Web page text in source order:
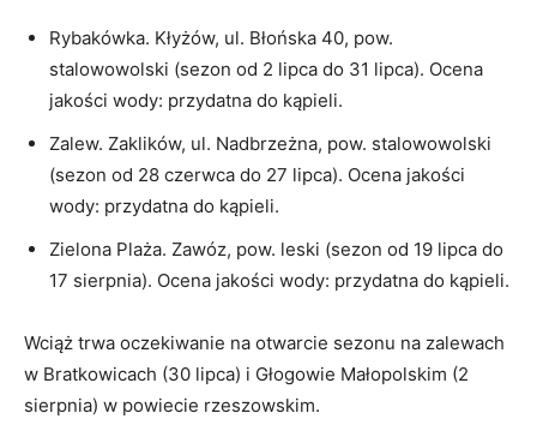
Rybakówka. Kłyżów, ul. Błońska 40, pow.
stalowowolski (sezon od 2 lipca do 31 lipca). Ocena
jakości wody: przydatna do kąpieli.
Zalew. Zaklików, ul. Nadbrzeżna, pow. stalowowolski
(sezon od 28 czerwca do 27 lipca). Ocena jakości
wody: przydatna do kąpieli.
Zielona Plaża. Zawóz, pow. leski (sezon od 19 lipca do
17 sierpnia). Ocena jakości wody: przydatna do kąpieli.
Wciąż trwa oczekiwanie na otwarcie sezonu na zalewach
w Bratkowicach (30 lipca) i Głogowie Małopolskim (2
sierpnia) w powiecie rzeszowskim.